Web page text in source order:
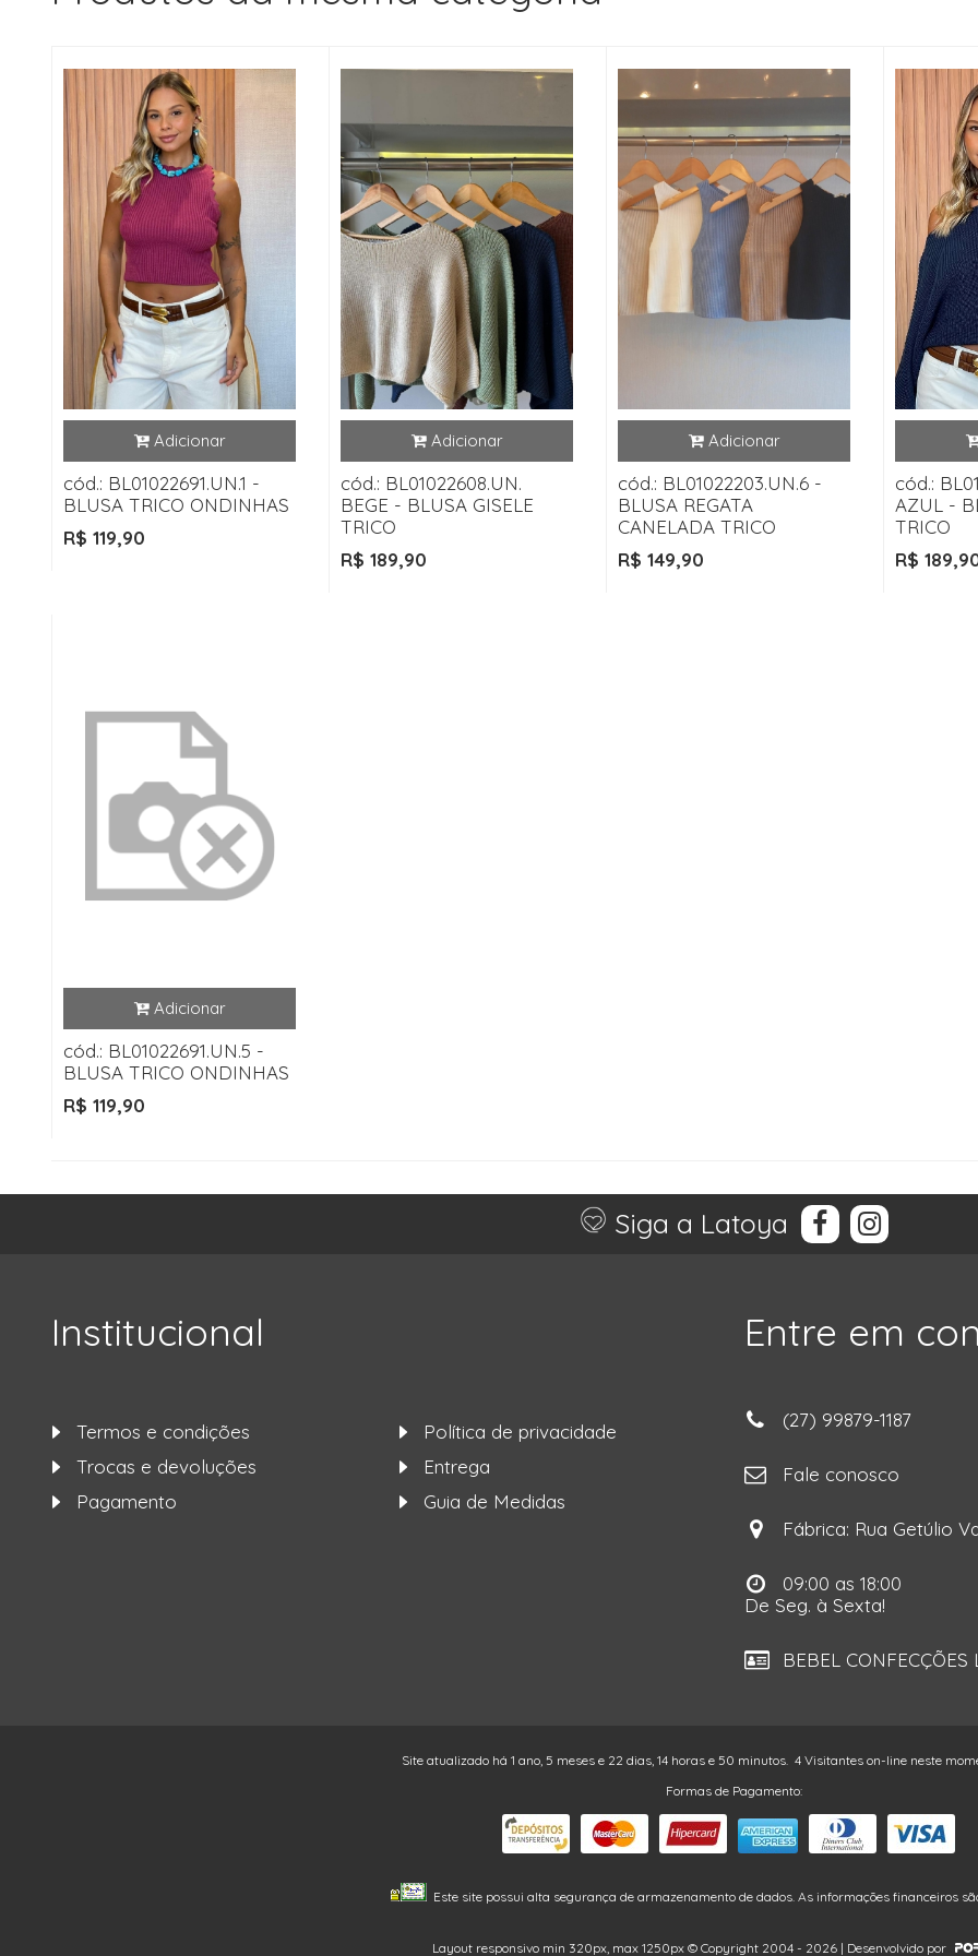
cód.: BL01022691.UN.1 -
BLUSA TRICO ONDINHAS
R$ 119,90
cód.: BL01022608.UN.
BEGE - BLUSA GISELE
TRICO
R$ 189,90
cód.: BL01022203.UN.6 -
BLUSA REGATA
CANELADA TRICO
R$ 149,90
cód.:
AZUL -
TRICO
R$
cód.: BL01022691.UN.5 -
BLUSA TRICO ONDINHAS
R$ 119,90
Siga a Latoya
Institucional
Termos e condições
Política de privacidade
Trocas e devoluções
Entrega
Pagamento
Guia de Medidas
Entre em
(27) 99879-1187
Fale conosco
Fábrica: Rua Getúlio
09:00 as 18:00
De Seg. à Sexta!
BEBEL
Site atualizado há 1 ano, 5 meses e 22 dias, 14 horas e 50 minutos. 4 Visitantes on-line neste
Formas de Pagamento:
Este site possui alta segurança de armazenamento de dados. As informações financeiros
Layout responsivo min 320px, max 1250px © Copyright 2004 - 2026 | Desenvolvido por